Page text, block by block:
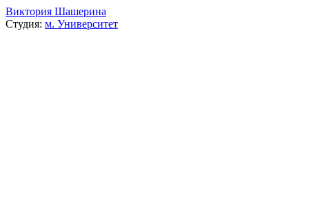
Виктория Шашерина
Студия: м. Университет